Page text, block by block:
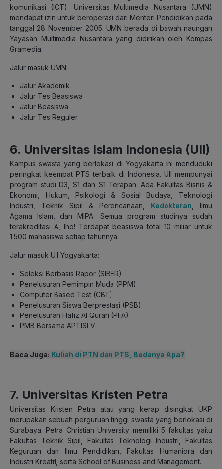
komunikasi (ICT). Universitas Multimedia Nusantara (UMN)
mendapat izin untuk beroperasi dari Menteri Pendidikan pada
tanggal 28 November 2005. UMN berada di bawah naungan
Yayasan Multimedia Nusantara yang didirikan oleh Kompas
Gramedia.
Jalur masuk UMN:
Jalur Akademik
Jalur Tes Beasiswa
Jalur Beasiswa
Jalur Tes Reguler
6. Universitas Islam Indonesia (UII)
Kampus swasta yang berlokasi di Yogyakarta ini menduduki
peringkat keempat PTS terbaik di Indonesia. UII mempunyai
program studi D3, S1 dan S1 Terapan. Ada Fakultas Bisnis &
Ekonomi, Hukum, Psikologi & Sosial Budaya, Teknologi
Industri, Teknik Sipil & Perencanaan, Kedokteran , Ilmu
Agama Islam, dan MIPA. Semua program studinya sudah
terakreditasi A, lho! Terdapat beasiswa total 10 miliar untuk
1.500 mahasiswa setiap tahunnya.
Jalur masuk UII Yogyakarta:
Seleksi Berbasis Rapor (SIBER)
Penelusuran Pemimpin Muda (PPM)
Computer Based Test (CBT)
Penelusuran Siswa Berprestasi (PSB)
Penelusuran Hafiz Al Quran (PFA)
PMB Bersama APTISI V
Baca Juga: Kuliah di PTN dan PTS, Bedanya Apa?
7. Universitas Kristen Petra
Universitas Kristen Petra atau yang kerap disingkat UKP
merupakan sebuah perguruan tinggi swasta yang berlokasi di
Surabaya. Petra Christian University memiliki 5 fakultas yaitu
Fakultas Teknik Sipil, Fakultas Teknologi Industri, Fakultas
Keguruan dan Ilmu Pendidikan, Fakultas Humaniora dan
Industri Kreatif, serta School of Business and Management.